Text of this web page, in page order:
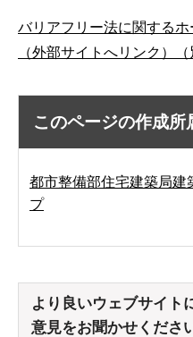
バリアフリー法に関するホ
（外部サイトへリンク）
このページの作成所
都市整備部住宅建築局建
プ
より良いウェブサイト
意見をお聞かせくださ